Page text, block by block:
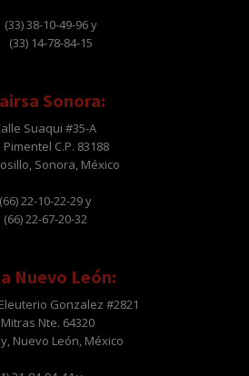
(33) 38-10-49-96 y
(33) 14-78-84-15
Sonora:
Suaqui #35-A
Pimentel C.P. 83188
Sonora, México
(66) 22-10-22-29 y
(66) 22-67-20-32
Nuevo León:
Gonzalez #2821
Nte. 64320
Nuevo León, México